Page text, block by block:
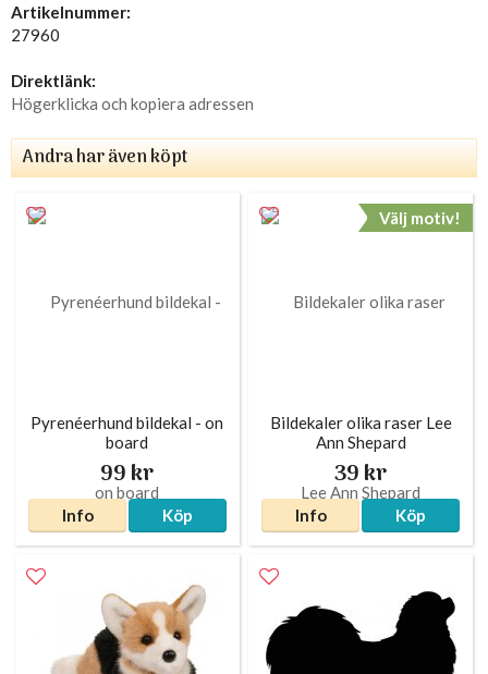
Artikelnummer:
27960
Direktlänk:
Högerklicka och kopiera adressen
Andra har även köpt
Pyrenéerhund bildekal - on
board
99 kr
Info Köp
Välj motiv!
Bildekaler olika raser Lee
Ann Shepard
39 kr
Info Köp